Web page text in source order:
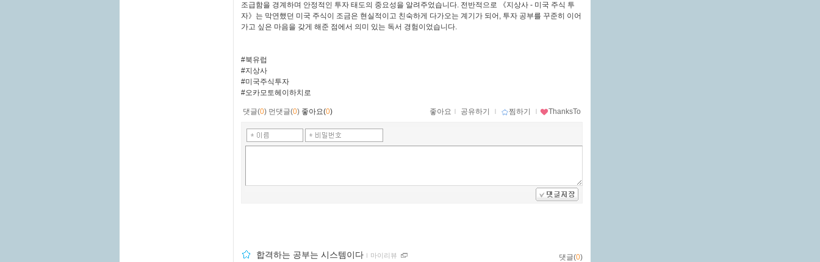
조급함을 경계하며 안정적인 투자 태도의 중요성을 알려주었습니다. 전반적으로 《지상사 - 미국 주식 투
자》는 막연했던 미국 주식이 조금은 현실적이고 친숙하게 다가오는 계기가 되어, 투자 공부를 꾸준히 이어
가고 싶은 마음을 갖게 해준 점에서 의미 있는 독서 경험이었습니다.
#북유럽
#지상사
#미국주식투자
#오카모토헤이하치로
댓글(0) 먼댓글(0) 좋아요(0) 좋아요 ｌ 공유하기 ｌ 찜하기 ｌ ThanksTo
합격하는 공부는 시스템이다 ｌ 마이리뷰 댓글(0)